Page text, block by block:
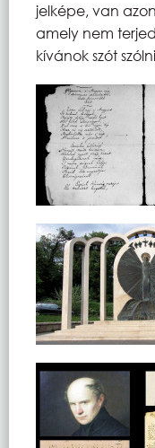
jelképe, van
amely nem
kívánok szót